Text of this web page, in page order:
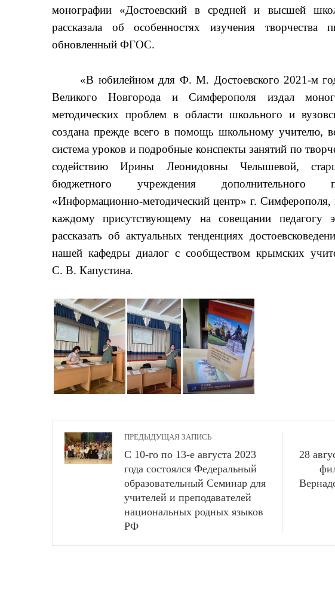
монографии «Достоевский в средней и высшей
рассказала об особенностях изучения творчества
обновленный ФГОС.
«В юбилейном для Ф. М. Достоевского 2021-м
Великого Новгорода и Симферополя издал
методических проблем в области школьного и
создана прежде всего в помощь школьному учителю,
система уроков и подробные конспекты занятий по
содействию Ирины Леонидовны Челышевой,
бюджетного учреждения дополнительного
«Информационно-методический центр» г.
каждому присутствующему на совещании педагогу
рассказать об актуальных тенденциях
нашей кафедры диалог с сообществом крымских
С. В. Капустина.
ПРЕДЫДУЩАЯ ЗАПИСЬ
С 10-го по 13-е августа 2023
года состоялся Федеральный
образовательный Семинар для
учителей и преподавателей
национальных родных языков
РФ
28